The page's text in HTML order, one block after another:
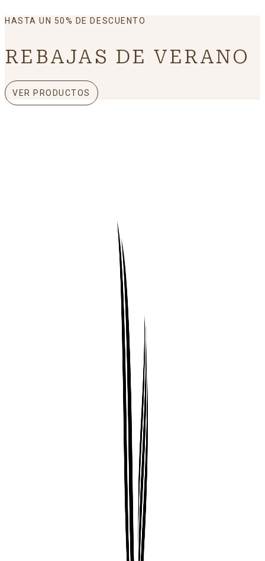
HASTA UN 50% DE DESCUENTO
REBAJAS DE VERANO
VER PRODUCTOS